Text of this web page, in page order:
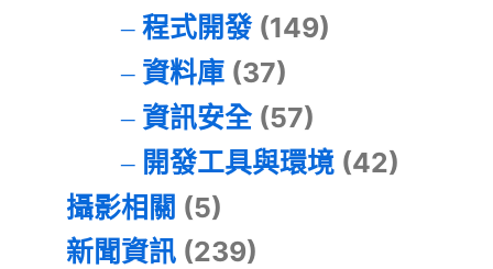
程式開發(149)
資料庫(37)
資訊安全(57)
開發工具與環境(42)
攝影相關 (5)
新聞資訊 (239)